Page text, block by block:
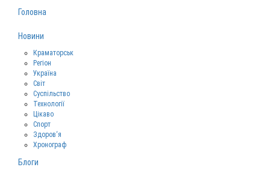
Головна
Новини
Краматорськ
Регіон
Україна
Світ
Суспільство
Технології
Цікаво
Спорт
Здоров‘я
Хронограф
Блоги